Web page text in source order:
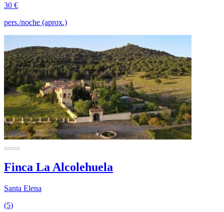
30 €
pers./noche (aprox.)
Finca La Alcolehuela
Santa Elena
(5)